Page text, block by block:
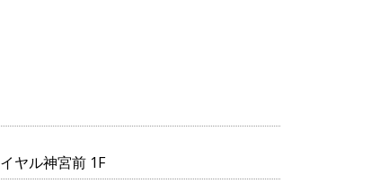
ヤル神宮前 1F